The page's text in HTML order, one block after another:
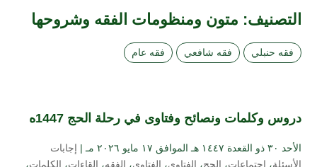
التصنيف: متون ومنظومات الفقه وشروحها
فقه حنبلي فقه شافعي فقه عام
دروس وكلمات ونصائح وفتاوى في رحلة الحج 1447ه
الأحد ۳۰ ذو القعدة ۱٤٤۷ هـ الموافق ۱۷ مايو ۲۰۲٦ مـ |
إجابات
الأسئلة، إجتماعات، الحج، الفتاوى، الفتاوى، الفقه، القاءات، الكلمات،